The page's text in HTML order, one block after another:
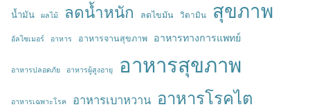
น้ำมัน ผลไม้ ลดน้ำหนัก ลดไขมัน วิตามิน สุขภาพ
อัลไซเมอร์ อาหาร อาหารจานสุขภาพ อาหารทางการแพทย์
อาหารปลอดภัย อาหารผู้สูงอายุ อาหารสุขภาพ
อาหารเฉพาะโรค อาหารเบาหวาน อาหารโรคไต